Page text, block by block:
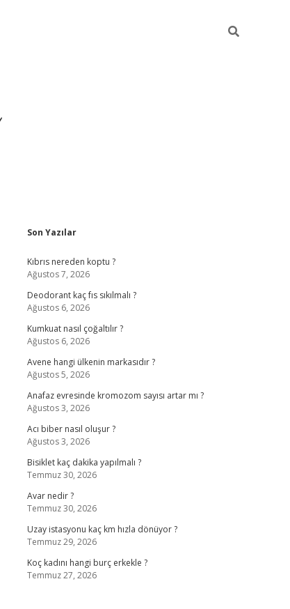
Sidebar
Son Yazılar
Kıbrıs nereden koptu ?
Ağustos 7, 2026
Deodorant kaç fıs sıkılmalı ?
Ağustos 6, 2026
Kumkuat nasıl çoğaltılır ?
Ağustos 6, 2026
Avene hangi ülkenin markasıdır ?
Ağustos 5, 2026
Anafaz evresinde kromozom sayısı artar mı ?
Ağustos 3, 2026
Acı biber nasıl oluşur ?
Ağustos 3, 2026
Bisiklet kaç dakika yapılmalı ?
Temmuz 30, 2026
Avar nedir ?
Temmuz 30, 2026
Uzay istasyonu kaç km hızla dönüyor ?
Temmuz 29, 2026
Koç kadını hangi burç erkekle ?
Temmuz 27, 2026